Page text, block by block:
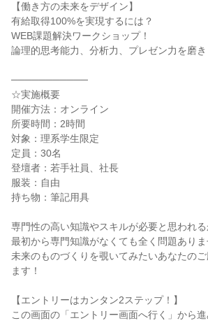
【働き方の未来をデザイン】
有給取得100%を実現するには？
WEB課題解決ワークショップ！
論理的思考能力、分析力、プレゼン力を磨き
───────────
☆実施概要
開催方法：オンライン
所要時間：2時間
対象：理系学生限定
定員：30名
登壇者：若手社員、社長
服装：自由
持ち物：筆記用具
専門性の高い知識やスキルが必要と思われる
最初から専門知識がなくても全く問題ありま
未来のものづくりを覗いてみたいあなたの
ます！
【エントリーはカンタン2ステップ！】
この画面の「エントリー画面へ行く」から進